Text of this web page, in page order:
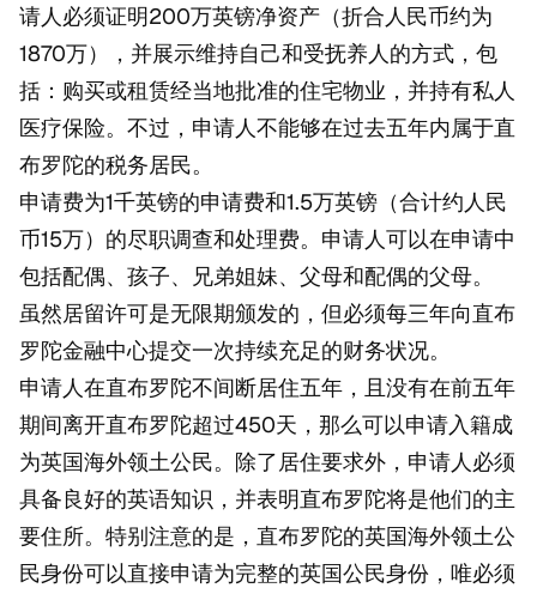
请人必须证明200万英镑净资产（折合人民币约为
1870万），并展示维持自己和受抚养人的方式，包
括：购买或租赁经当地批准的住宅物业，并持有私人
医疗保险。不过，申请人不能够在过去五年内属于直
布罗陀的税务居民。
申请费为1千英镑的申请费和1.5万英镑（合计约人民
币15万）的尽职调查和处理费。申请人可以在申请中
包括配偶、孩子、兄弟姐妹、父母和配偶的父母。
虽然居留许可是无限期颁发的，但必须每三年向直布
罗陀金融中心提交一次持续充足的财务状况。
申请人在直布罗陀不间断居住五年，且没有在前五年
期间离开直布罗陀超过450天，那么可以申请入籍成
为英国海外领土公民。除了居住要求外，申请人必须
具备良好的英语知识，并表明直布罗陀将是他们的主
要住所。特别注意的是，直布罗陀的英国海外领土公
民身份可以直接申请为完整的英国公民身份，唯必须